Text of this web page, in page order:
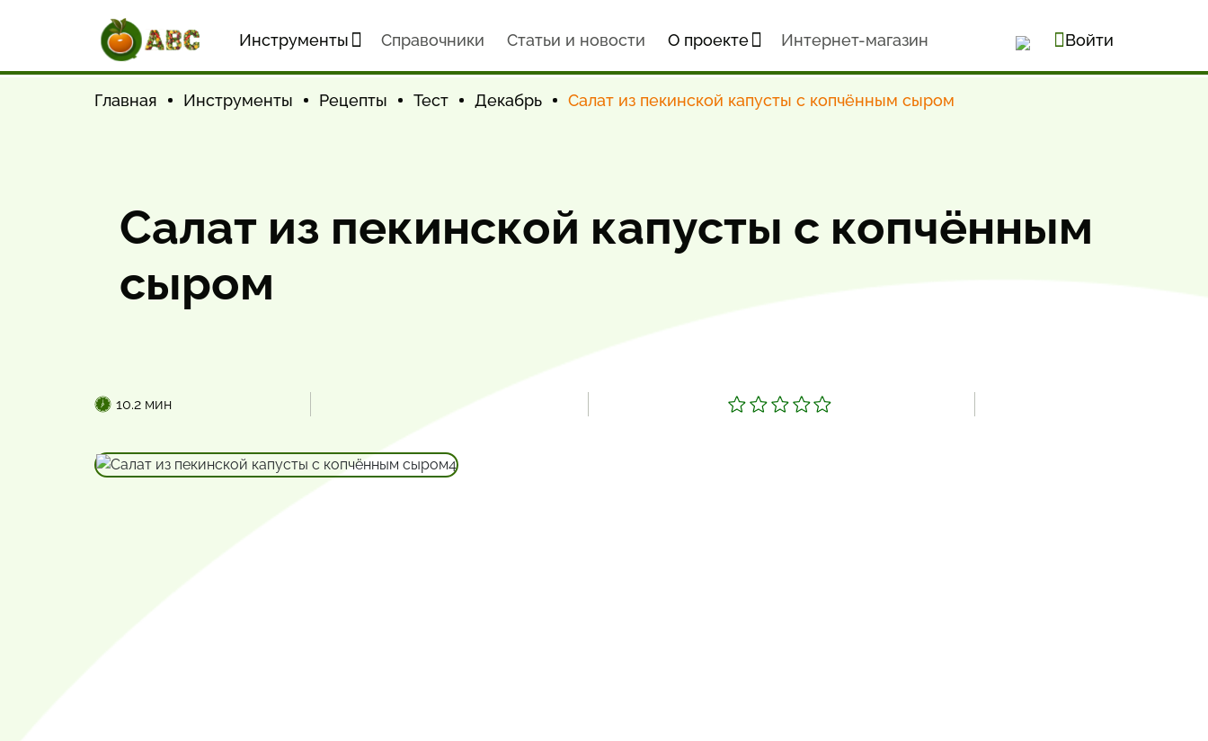
Инструменты Cправочники Статьи и новости О проекте Интернет-магазин Войти
Главная Инструменты Рецепты Тест Декабрь Салат из пекинской капусты с копчённым сыром
Салат из пекинской капусты с копчённым
сыром
10.2 мин